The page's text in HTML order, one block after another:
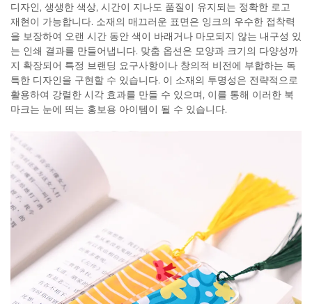
디자인, 생생한 색상, 시간이 지나도 품질이 유지되는 정확한 로고
재현이 가능합니다. 소재의 매끄러운 표면은 잉크의 우수한 접착력
을 보장하여 오랜 시간 동안 색이 바래거나 마모되지 않는 내구성 있
는 인쇄 결과를 만들어냅니다. 맞춤 옵션은 모양과 크기의 다양성까
지 확장되어 특정 브랜딩 요구사항이나 창의적 비전에 부합하는 독
특한 디자인을 구현할 수 있습니다. 이 소재의 투명성은 전략적으로
활용하여 강렬한 시각 효과를 만들 수 있으며, 이를 통해 이러한 북
마크는 눈에 띄는 홍보용 아이템이 될 수 있습니다.